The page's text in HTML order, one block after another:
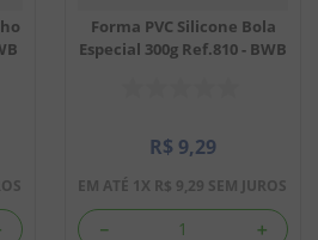
Forma PVC Silicone Bola
Especial 300g Ref.810 - BWB
R$ 9,29
EM ATÉ 1X R$ 9,29 SEM JUROS
＋
－